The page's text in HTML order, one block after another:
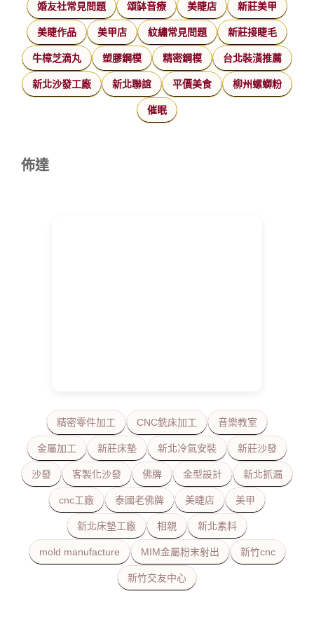
婚友社常見問題 頌缽音療 美睫店 新莊美甲
美睫作品 美甲店 紋繡常見問題 新莊接睫毛
牛樟芝滴丸 塑膠鋼模 精密鋼模 台北裝潢推薦
新北沙發工廠 新北聯誼 平價美食 柳州螺螄粉
催眠
佈達
精密零件加工 CNC銑床加工 音樂教室
金屬加工 新莊床墊 新北冷氣安裝 新莊沙發
沙發 客製化沙發 佛牌 金型設計 新北抓漏
cnc工廠 泰國老佛牌 美睫店 美甲
新北床墊工廠 相親 新北素料
mold manufacture MIM金屬粉末射出 新竹cnc
新竹交友中心